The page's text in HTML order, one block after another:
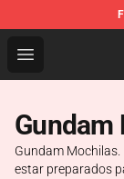
Open menu
Anime
Gundam
Gundam
estar preparados